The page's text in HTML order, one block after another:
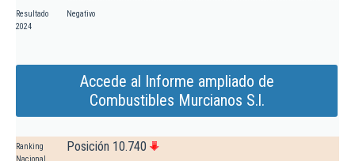
Resultado
2024
Negativo
Accede al Informe ampliado de
Combustibles Murcianos S.l.
Ranking
Posición 10.740